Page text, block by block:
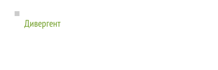
Дивергент